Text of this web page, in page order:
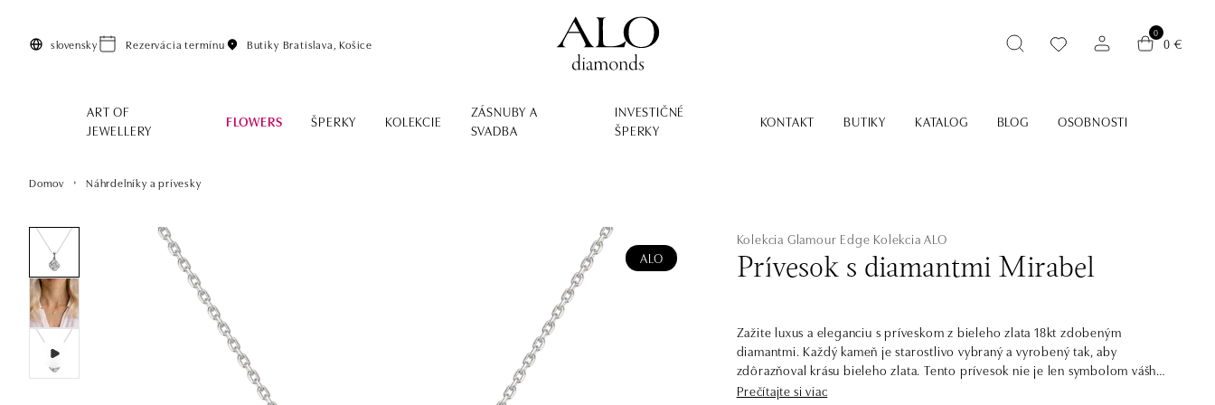
slovensky Rezervácia termínu Butiky Bratislava, Košice
0
0 €
ART OF
JEWELLERY
FLOWERS ŠPERKY KOLEKCIE
ZÁSNUBY A
SVADBA
INVESTIČNÉ
ŠPERKY
KONTAKT BUTIKY KATALOG BLOG OSOBNOSTI
Domov Náhrdelníky a prívesky
ALO
Kolekcia Glamour Edge Kolekcia ALO
Prívesok s diamantmi Mirabel
Zažite luxus a eleganciu s príveskom z bieleho zlata 18kt zdobeným
diamantmi. Každý kameň je starostlivo vybraný a vyrobený tak, aby
zdôrazňoval krásu bieleho zlata. Tento prívesok nie je len symbolom vášho
úspechu, ale aj prejavom vášho vkusu a sofistikovanosti. Šperk je súčasťou
Prečítajte si viac